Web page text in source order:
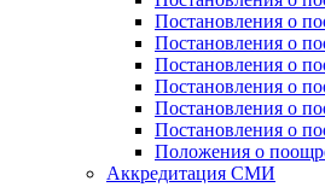
Постановления о
Постановления о
Постановления о
Постановления о
Постановления о
Постановления о
Положения о
Аккредитация СМИ